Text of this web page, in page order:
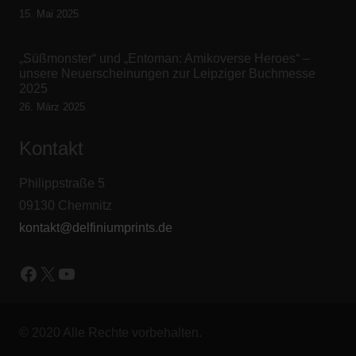
15. Mai 2025
„Süßmonster“ und „Entoman: Amikoverse Heroes“ –
unsere Neuerscheinungen zur Leipziger Buchmesse
2025
26. März 2025
Kontakt
Philippstraße 5
09130 Chemnitz
kontakt@delfiniumprints.de
Facebook
X YouTube